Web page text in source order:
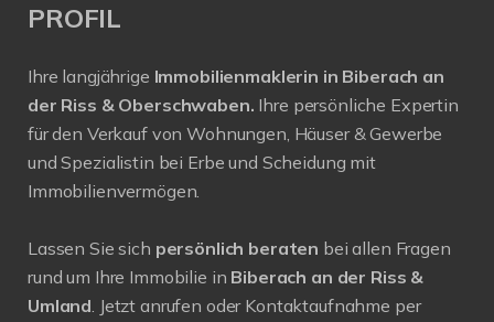
PROFIL
Ihre langjährige Immobilienmaklerin in Biberach an
der Riss & Oberschwaben. Ihre persönliche Expertin
für den Verkauf von Wohnungen, Häuser & Gewerbe
und Spezialistin bei Erbe und Scheidung mit
Immobilienvermögen.
Lassen Sie sich persönlich beraten bei allen Fragen
rund um Ihre Immobilie in Biberach an der Riss &
Umland. Jetzt anrufen oder Kontaktaufnahme per